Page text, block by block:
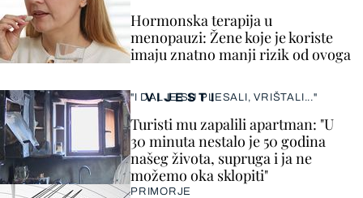
VIJESTI
"I DALJE SU PLESALI, VRIŠTALI..."
Turisti mu zapalili apartman: "U
30 minuta nestalo je 50 godina
našeg života, supruga i ja ne
možemo oka sklopiti"
PRIMORJE
Hormonska terapija u
menopauzi: Žene koje je koriste
imaju znatno manji rizik od ovoga